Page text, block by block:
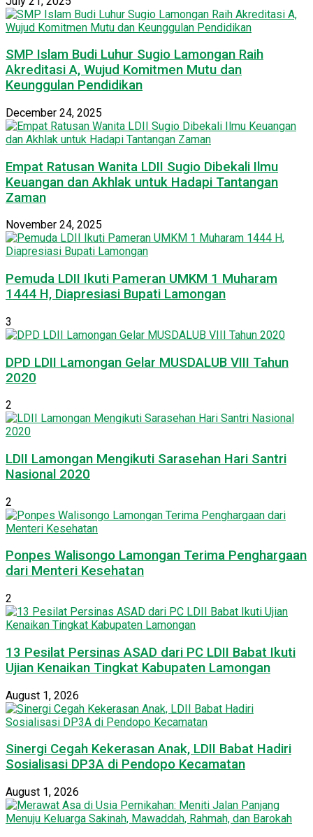
SMP Islam Budi Luhur Sugio Lamongan Raih
Akreditasi A, Wujud Komitmen Mutu dan
Keunggulan Pendidikan
December 24, 2025
Empat Ratusan Wanita LDII Sugio Dibekali Ilmu
Keuangan dan Akhlak untuk Hadapi Tantangan
Zaman
November 24, 2025
Pemuda LDII Ikuti Pameran UMKM 1 Muharam
1444 H, Diapresiasi Bupati Lamongan
3
DPD LDII Lamongan Gelar MUSDALUB VIII Tahun
2020
2
LDII Lamongan Mengikuti Sarasehan Hari Santri
Nasional 2020
2
Ponpes Walisongo Lamongan Terima Penghargaan
dari Menteri Kesehatan
2
13 Pesilat Persinas ASAD dari PC LDII Babat Ikuti
Ujian Kenaikan Tingkat Kabupaten Lamongan
August 1, 2026
Sinergi Cegah Kekerasan Anak, LDII Babat Hadiri
Sosialisasi DP3A di Pendopo Kecamatan
August 1, 2026